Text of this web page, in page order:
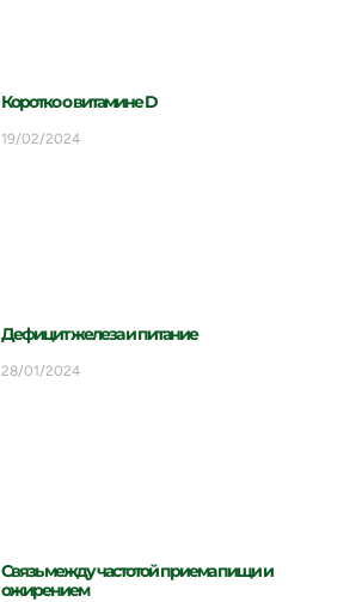
Коротко о витамине D
19/02/2024
Дефицит железа и питание
28/01/2024
Связь между частотой приема пищи и
ожирением